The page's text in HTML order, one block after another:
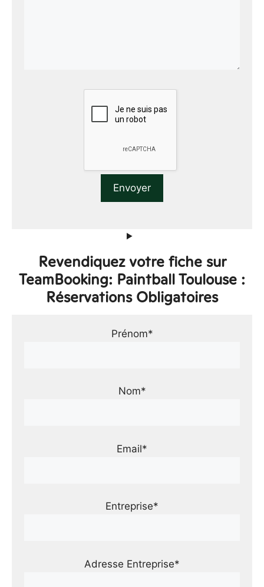
Revendiquez votre fiche sur
TeamBooking: Paintball Toulouse :
Réservations Obligatoires
Prénom*
Nom*
Email*
Entreprise*
Adresse Entreprise*